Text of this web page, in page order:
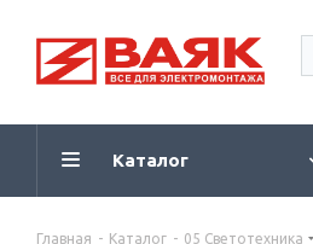
Каталог
Главная - Каталог - 05 Светотехника